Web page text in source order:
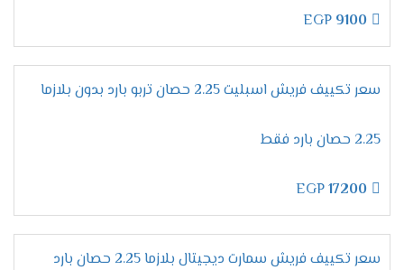
عليها وعلى كفاءتها وعلشان كده وفرنا لكم تلك
الخاصية التى تعتبر من أفضل وأهم الخواص المتواجدة
فى الجهاز لأنها تعمل على ضخ أيونات البلازما كلاستر
داخلها لتعمل على تنظيفها من الأتربة وأيضا يتم
مواصفات تكييف فريش بروفيشنال
تربو "ديجيتال بالبلازما 2024 ".
يمتعنا دائما مكيف فريش بالجديد لأننا نهتم بكل ما
يرغب به العميل وبوجود خاصية ميقات الايقاف /
9100
سعر تكييف فريش اسبليت 2.25 حصان تربو بارد بدون بلازما
2.25 حصان بارد فقط
17200
سعر تكييف فريش سمارت ديجيتال بلازما 2.25 حصان بارد